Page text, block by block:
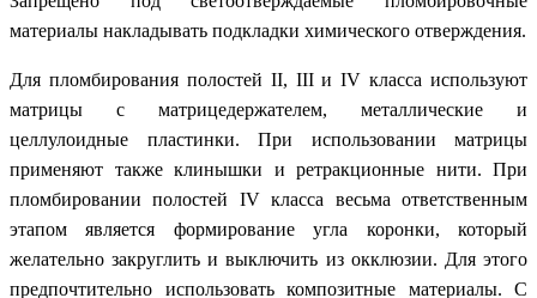
материалы накладывать подкладки химического отверждения.
Для пломбирования полостей II, III и IV класса используют
матрицы с матрицедержателем, металлические и
целлулоидные пластинки. При использовании матрицы
применяют также клинышки и ретракционные нити. При
пломбировании полостей IV класса весьма ответственным
этапом является формирование угла коронки, который
желательно закруглить и выключить из окклюзии. Для этого
предпочтительно использовать композитные материалы. С